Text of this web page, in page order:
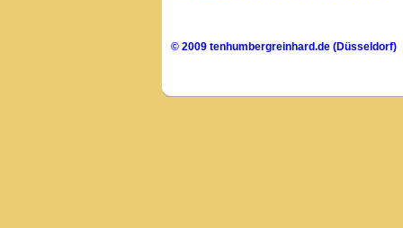
© 2009 tenhumbergreinhard.de (Düsseldorf)